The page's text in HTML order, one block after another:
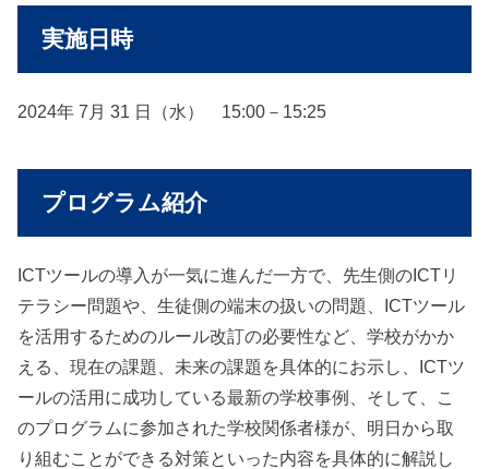
実施日時
2024年 7月 31 日（水） 15:00－15:25
プログラム紹介
ICTツールの導入が一気に進んだ一方で、先生側のICTリ
テラシー問題や、生徒側の端末の扱いの問題、ICTツール
を活用するためのルール改訂の必要性など、学校がかか
える、現在の課題、未来の課題を具体的にお示し、ICTツ
ールの活用に成功している最新の学校事例、そして、こ
のプログラムに参加された学校関係者様が、明日から取
り組むことができる対策といった内容を具体的に解説し